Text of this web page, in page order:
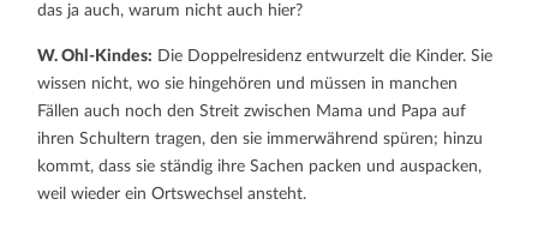
das ja auch, warum nicht auch hier?
W. Ohl-Kindes: Die Doppelresidenz entwurzelt die Kinder. Sie
wissen nicht, wo sie hingehören und müssen in manchen
Fällen auch noch den Streit zwischen Mama und Papa auf
ihren Schultern tragen, den sie immerwährend spüren; hinzu
kommt, dass sie ständig ihre Sachen packen und auspacken,
weil wieder ein Ortswechsel ansteht.